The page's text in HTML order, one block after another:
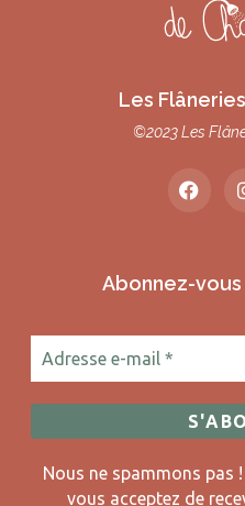
Les
©2023 Les
Abonnez-
Nous ne spammons pas
vous acceptez de